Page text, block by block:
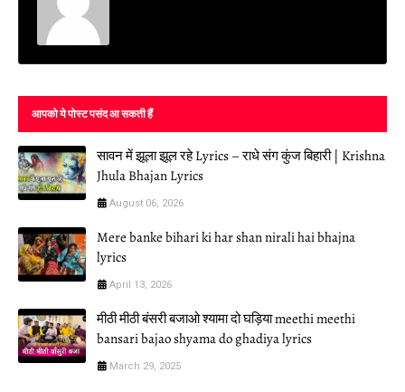
आपको ये पोस्ट पसंद आ सकती हैं
सावन में झूला झूल रहे Lyrics – राधे संग कुंज बिहारी | Krishna
Jhula Bhajan Lyrics
August 06, 2026
Mere banke bihari ki har shan nirali hai bhajna
lyrics
April 13, 2026
मीठी मीठी बंसरी बजाओ श्यामा दो घड़िया meethi meethi
bansari bajao shyama do ghadiya lyrics
March 29, 2025